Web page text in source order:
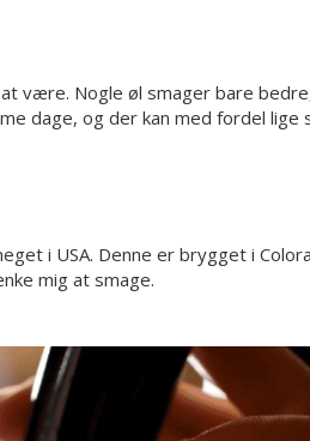
være. Nogle øl smager bare
dage, og der kan med fordel lige
i USA. Denne er brygget i
mig at smage.